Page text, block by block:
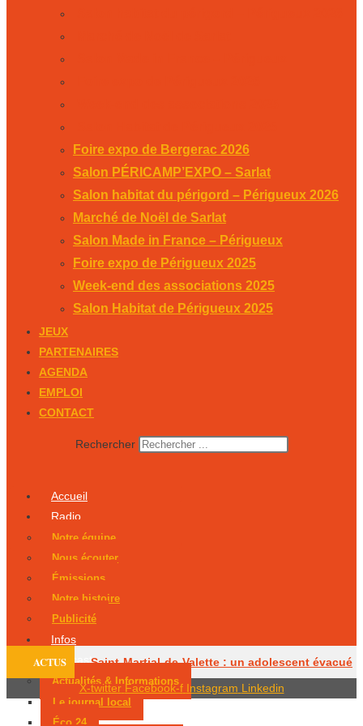
Foire expo de Bergerac 2026
Salon PÉRICAMP’EXPO – Sarlat
Salon habitat du périgord – Périgueux 2026
Marché de Noël de Sarlat
Salon Made in France – Périgueux
Foire expo de Périgueux 2025
Week-end des associations 2025
Salon Habitat de Périgueux 2025
JEUX
PARTENAIRES
AGENDA
EMPLOI
CONTACT
Rechercher
Accueil
Radio
Notre équipe
Nous écouter
Émissions
Notre histoire
Publicité
Infos
Podcasts
Actualités & Informations
Le journal local
Éco 24
ACTUS Saint-Martial-de-Valette : un adolescent évacué
par hélicoptère Le centre équestre de
X-twitter Facebook-f Instagram Linkedin